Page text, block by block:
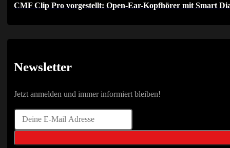
CMF Clip Pro vorgestellt: Open-Ear-Kopfhörer mit Smart
Newsletter
Jetzt anmelden und immer informiert bleiben!